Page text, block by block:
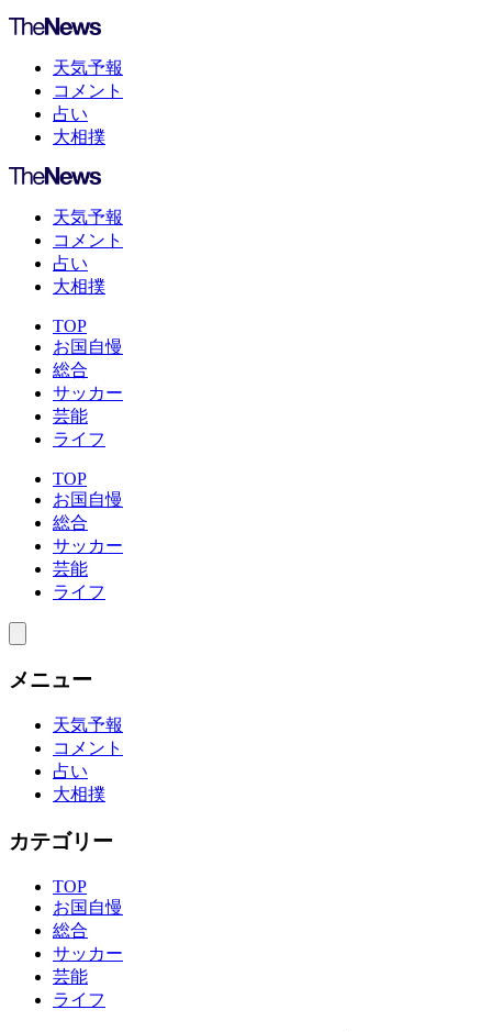
天気予報
コメント
占い
大相撲
天気予報
コメント
占い
大相撲
TOP
お国自慢
総合
サッカー
芸能
ライフ
TOP
お国自慢
総合
サッカー
芸能
ライフ
メニュー
天気予報
コメント
占い
大相撲
カテゴリー
TOP
お国自慢
総合
サッカー
芸能
ライフ